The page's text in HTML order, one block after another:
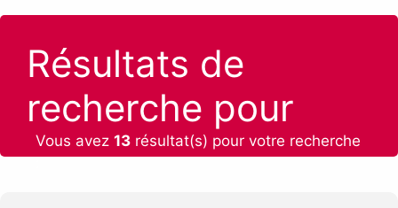
Résultats de
recherche pour
Vous avez 13 résultat(s) pour votre recherche